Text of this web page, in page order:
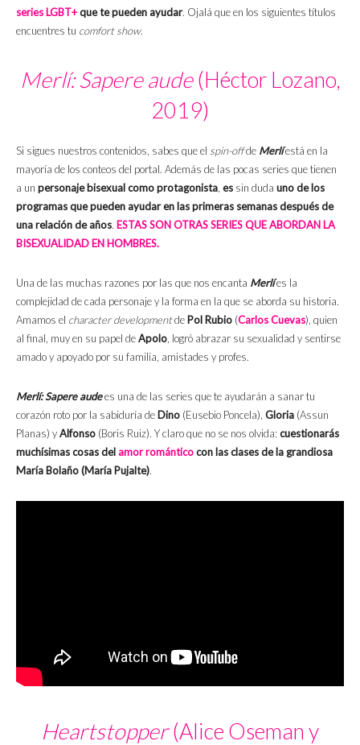
series LGBT+que te pueden ayudar. Ojalá que en los siguientes títulos
encuentres tu comfort show.
Merlí: Sapere aude(Héctor Lozano,
2019)
Si sigues nuestros contenidos, sabes que el spin-offde Merlíestá en la
mayoría de los conteos del portal. Además de las pocas series que tienen
a un personaje bisexual como protagonista, es sin duda uno de los
programas que pueden ayudar en las primeras semanas después de
una relación de años. ESTAS SON OTRAS SERIES QUE ABORDAN LA
BISEXUALIDAD EN HOMBRES.
Una de las muchas razones por las que nos encanta Merlíes la
complejidad de cada personaje y la forma en la que se aborda su historia.
Amamos el character developmentde Pol Rubio (Carlos Cuevas), quien
al final, muy en su papel deApolo, logró abrazar su sexualidad y sentirse
amado y apoyado por su familia, amistades y profes.
Merlí: Sapere audees una de las series que te ayudarán a sanar tu
corazón roto por la sabiduría de Dino (Eusebio Poncela), Gloria (Assun
Planas) yAlfonso (Boris Ruiz). Y claro que no se nos olvida: cuestionarás
muchísimas cosas del amor románticocon las clases de la grandiosa
María Bolaño (María Pujalte).
Heartstopper(Alice Oseman y